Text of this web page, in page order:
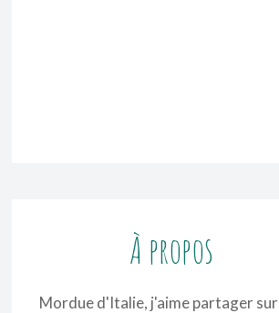
À propos
Mordue d'Italie, j'aime partager sur